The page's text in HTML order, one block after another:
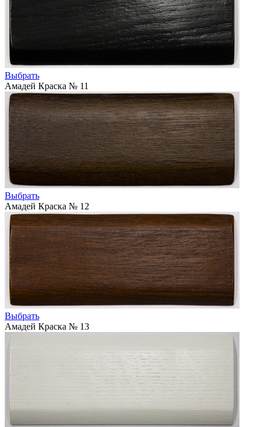
Выбрать
Амадей Краска № 11
Выбрать
Амадей Краска № 12
Выбрать
Амадей Краска № 13